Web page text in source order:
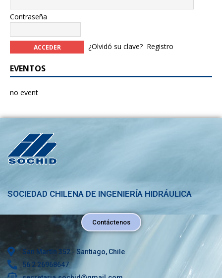
Contraseña
¿Olvidó su clave? Registro
EVENTOS
no event
SOCIEDAD CHILENA DE INGENIERÍA HIDRÁULICA
Contáctenos
San Martín 352 - Santiago, Chile
56 2 26968647